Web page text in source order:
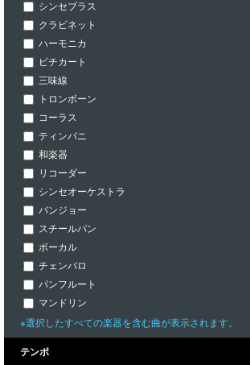
シンセブラス
クラビネット
ハーモニカ
ピチカート
三味線
トロンボーン
コーラス
ティンパニ
和楽器
リコーダー
シンセオーケストラ
バンジョー
スチールパン
ボーカル
チェンバロ
パンフルート
マンドリン
※選択したすべての楽器を含む曲が表示されます。
テンポ